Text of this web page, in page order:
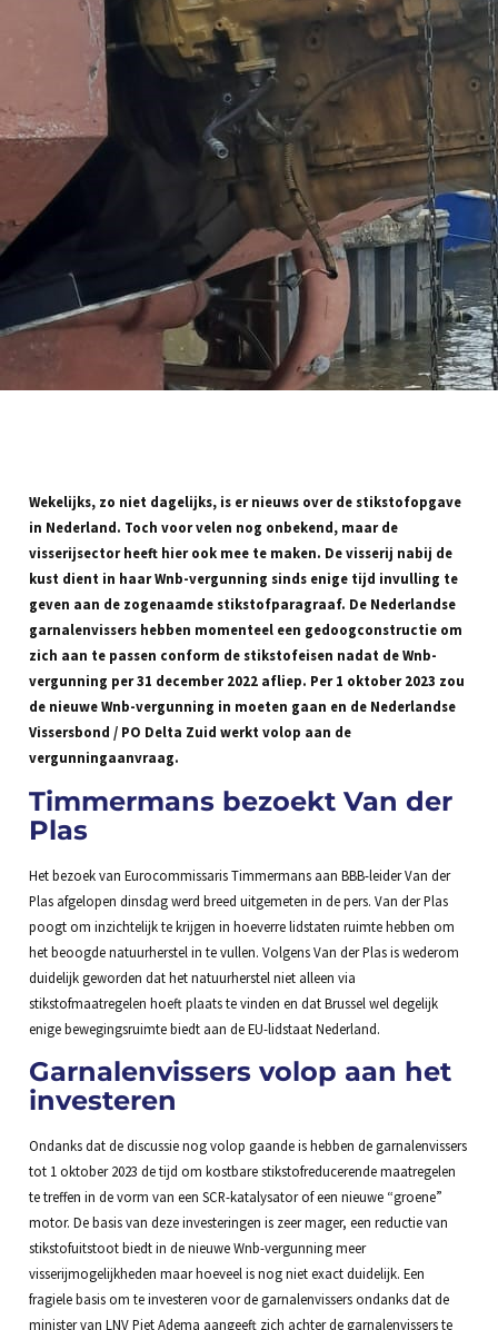
Wekelijks, zo niet dagelijks, is er nieuws over de stikstofopgave
in Nederland. Toch voor velen nog onbekend, maar de
visserijsector heeft hier ook mee te maken. De visserij nabij de
kust dient in haar Wnb-vergunning sinds enige tijd invulling te
geven aan de zogenaamde stikstofparagraaf. De Nederlandse
garnalenvissers hebben momenteel een gedoogconstructie om
zich aan te passen conform de stikstofeisen nadat de Wnb-
vergunning per 31 december 2022 afliep. Per 1 oktober 2023 zou
de nieuwe Wnb-vergunning in moeten gaan en de Nederlandse
Vissersbond / PO Delta Zuid werkt volop aan de
vergunningaanvraag.
Timmermans bezoekt Van der
Plas
Het bezoek van Eurocommissaris Timmermans aan BBB-leider Van der
Plas afgelopen dinsdag werd breed uitgemeten in de pers. Van der Plas
poogt om inzichtelijk te krijgen in hoeverre lidstaten ruimte hebben om
het beoogde natuurherstel in te vullen. Volgens Van der Plas is wederom
duidelijk geworden dat het natuurherstel niet alleen via
stikstofmaatregelen hoeft plaats te vinden en dat Brussel wel degelijk
enige bewegingsruimte biedt aan de EU-lidstaat Nederland.
Garnalenvissers volop aan het
investeren
Ondanks dat de discussie nog volop gaande is hebben de garnalenvissers
tot 1 oktober 2023 de tijd om kostbare stikstofreducerende maatregelen
te treffen in de vorm van een SCR-katalysator of een nieuwe “groene”
motor. De basis van deze investeringen is zeer mager, een reductie van
stikstofuitstoot biedt in de nieuwe Wnb-vergunning meer
visserijmogelijkheden maar hoeveel is nog niet exact duidelijk. Een
fragiele basis om te investeren voor de garnalenvissers ondanks dat de
minister van LNV Piet Adema aangeeft zich achter de garnalenvissers te